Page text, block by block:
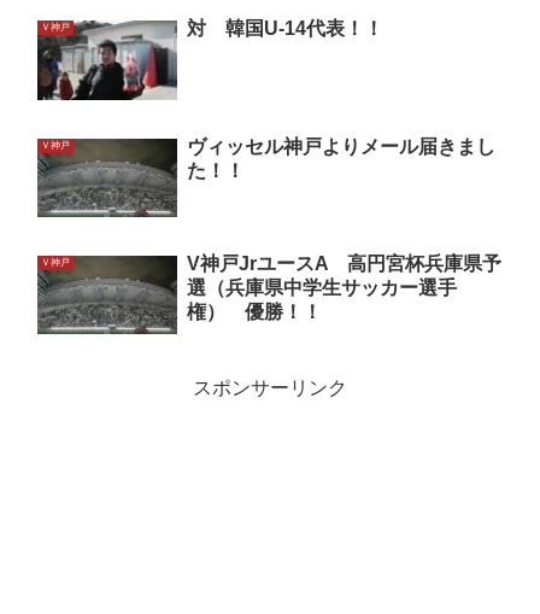
Ｖ神戸 対 韓国U-14代表！！
Ｖ神戸
ヴィッセル神戸よりメール届きまし
た！！
Ｖ神戸
V神戸JrユースA 高円宮杯兵庫県予
選（兵庫県中学生サッカー選手
権） 優勝！！
スポンサーリンク